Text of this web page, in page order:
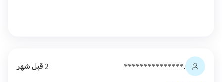
.*************** 2 قبل شهر